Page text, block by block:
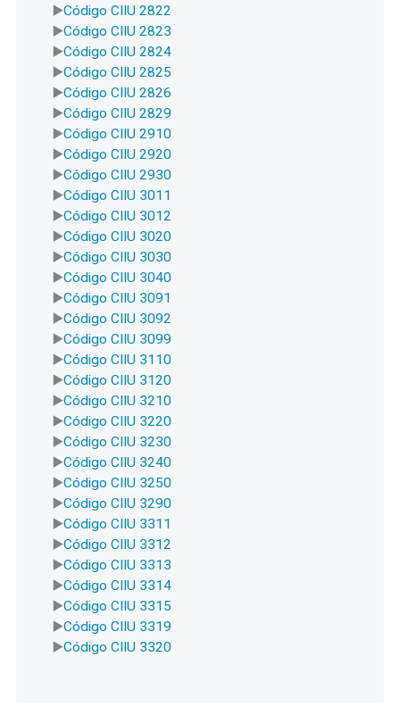
Código CIIU 2822
Código CIIU 2823
Código CIIU 2824
Código CIIU 2825
Código CIIU 2826
Código CIIU 2829
Código CIIU 2910
Código CIIU 2920
Código CIIU 2930
Código CIIU 3011
Código CIIU 3012
Código CIIU 3020
Código CIIU 3030
Código CIIU 3040
Código CIIU 3091
Código CIIU 3092
Código CIIU 3099
Código CIIU 3110
Código CIIU 3120
Código CIIU 3210
Código CIIU 3220
Código CIIU 3230
Código CIIU 3240
Código CIIU 3250
Código CIIU 3290
Código CIIU 3311
Código CIIU 3312
Código CIIU 3313
Código CIIU 3314
Código CIIU 3315
Código CIIU 3319
Código CIIU 3320